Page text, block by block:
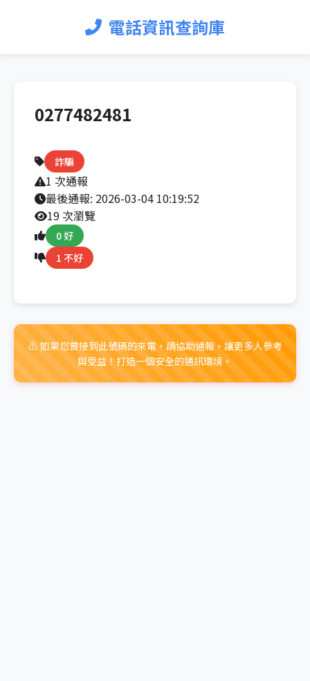
電話資訊查詢庫
0277482481
詐騙
1 次通報
最後通報: 2026-03-04 10:19:52
19 次瀏覽
0 好
1 不好
⚠️ 如果您曾接到此號碼的來電，請協助通報，讓更多人參考
與受益！打造一個安全的通訊環境。